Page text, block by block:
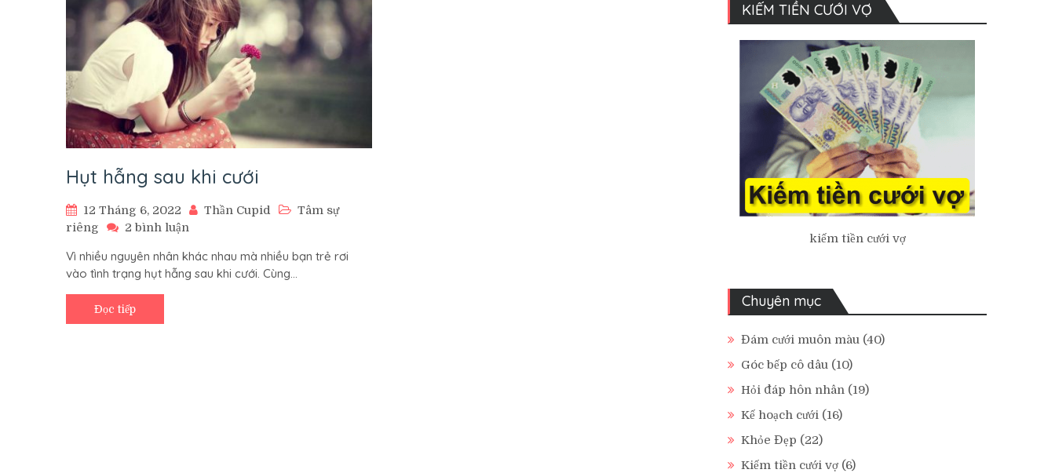
Hụt hẫng sau khi cưới
12 Tháng 6, 2022 Thần Cupid
Tâm sự
riêng
2 bình luận
hẫng
sau
Vì nhiều nguyên nhân khác nhau mà nhiều bạn trẻ rơi
vào tình trạng hụt hẫng sau khi cưới. Cùng…
Đọc tiếp
KIẾM TIỀN CƯỚI VỢ
kiếm tiền cưới vợ
Chuyên mục
Đám cưới muôn màu (40)
Góc bếp cô dâu (10)
Hỏi đáp hôn nhân (19)
Kế hoạch cưới (16)
Khỏe Đẹp (22)
Kiếm tiền cưới vợ (6)